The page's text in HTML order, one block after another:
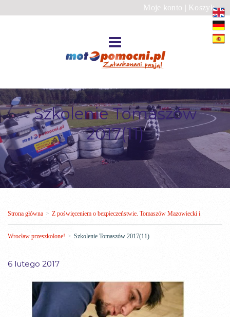
Moje konto | Koszyk
Szkolenie Tomaszów
2017(11)
Strona główna > Z poświęceniem o bezpieczeństwie. Tomaszów Mazowiecki i
Wrocław przeszkolone! > Szkolenie Tomaszów 2017(11)
6 lutego 2017